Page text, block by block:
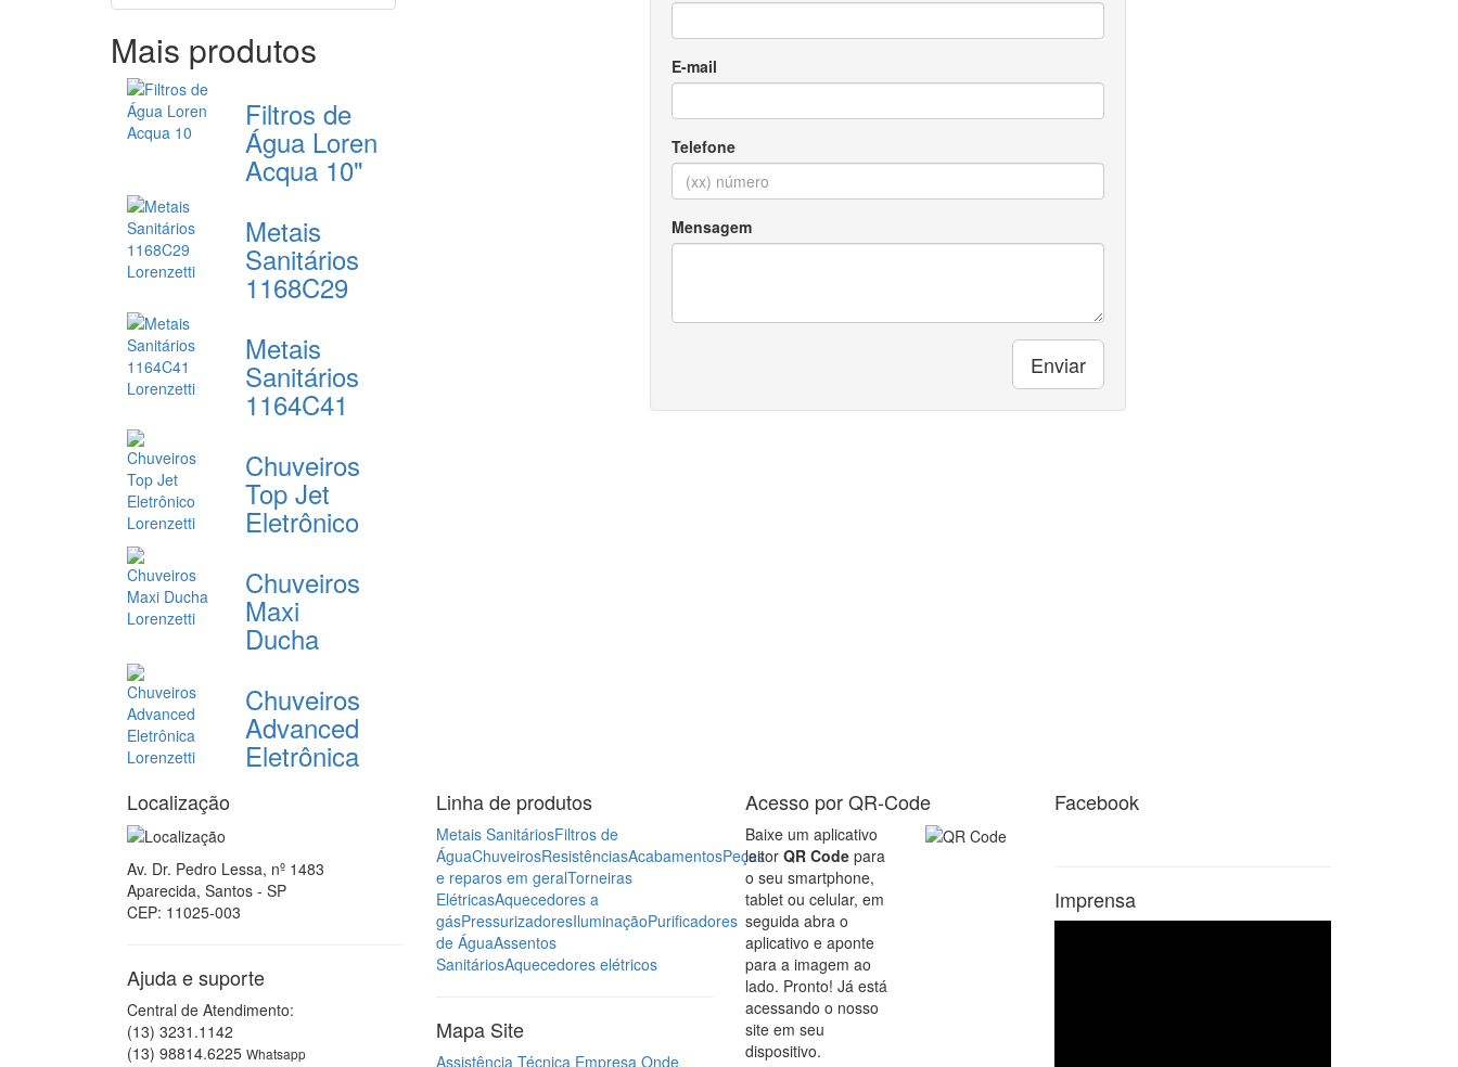
Mais produtos
Filtros de
Água Loren
Acqua 10"
Metais
Sanitários
1168C29
Metais
Sanitários
1164C41
Chuveiros
Top Jet
Eletrônico
Chuveiros
Maxi
Ducha
Chuveiros
Advanced
Eletrônica
E-mail
Telefone
Mensagem
Enviar
Localização
Av. Dr. Pedro Lessa, nº 1483
Aparecida, Santos - SP
CEP: 11025-003
Ajuda e suporte
Central de Atendimento:
(13) 3231.1142
(13) 98814.6225 Whatsapp
Linha de produtos
Metais SanitáriosFiltros de
ÁguaChuveirosResistênciasAcabamentosPeças
e reparos em geralTorneiras
ElétricasAquecedores a
gásPressurizadoresIluminaçãoPurificadores
de ÁguaAssentos
SanitáriosAquecedores elétricos
Mapa Site
Assistência Técnica Empresa Onde
Acesso por QR-Code
Baixe um aplicativo
leitor QR Code para
o seu smartphone,
tablet ou celular, em
seguida abra o
aplicativo e aponte
para a imagem ao
lado. Pronto! Já está
acessando o nosso
site em seu
dispositivo.
Facebook
Imprensa